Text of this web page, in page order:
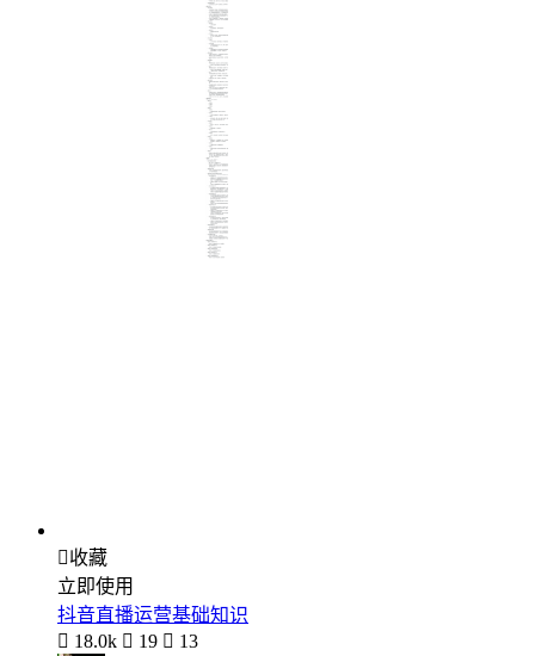
收藏
立即使用
抖音直播运营基础知识
 18.0k  19  13